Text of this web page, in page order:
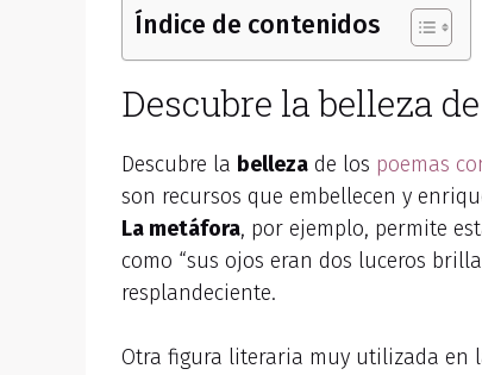
Índice de contenidos
Descubre la belleza
Descubre la belleza de los poemas
son recursos que embellecen y
La metáfora, por ejemplo, permite
como “sus ojos eran dos luceros
resplandeciente.
Otra figura literaria muy utilizada en